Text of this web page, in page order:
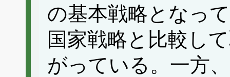
の基本戦略となっ
国家戦略と比較し
がっている。一方